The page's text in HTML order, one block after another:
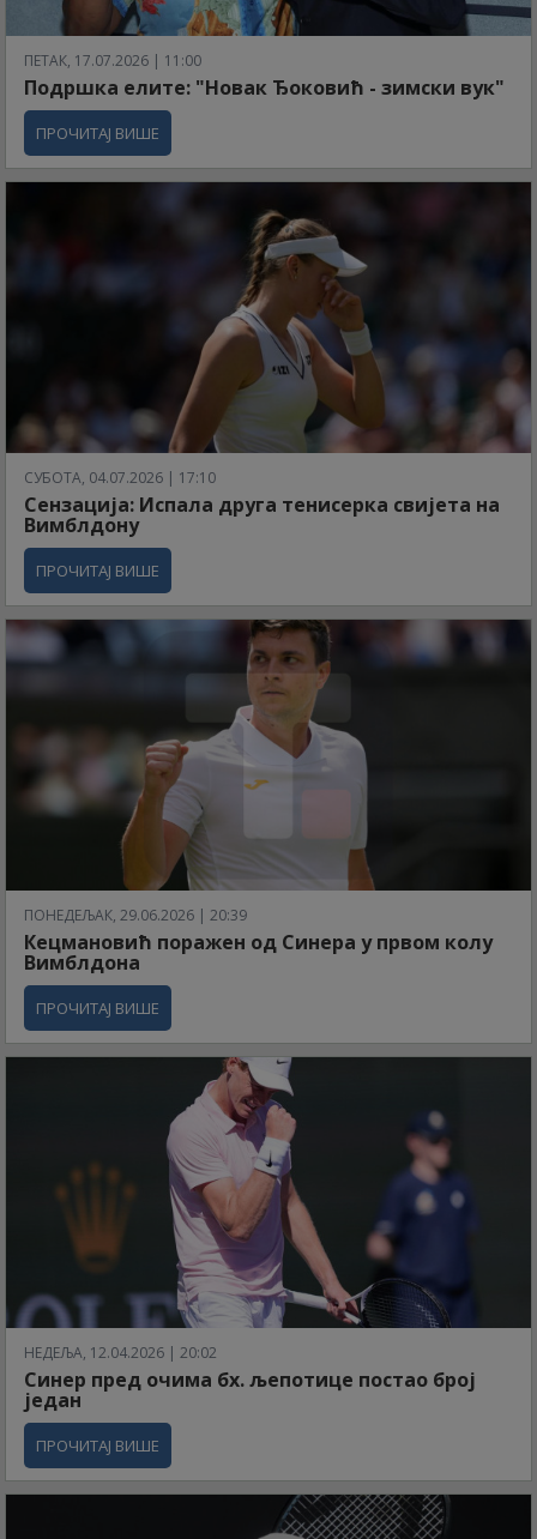
ПЕТАК, 17.07.2026 | 11:00
Подршка елите: "Новак Ђоковић - зимски вук"
ПРОЧИТАЈ ВИШЕ
СУБОТА, 04.07.2026 | 17:10
Сензација: Испала друга тенисерка свијета на
Вимблдону
ПРОЧИТАЈ ВИШЕ
ПОНЕДЕЉАК, 29.06.2026 | 20:39
Кецмановић поражен од Синера у првом колу
Вимблдона
ПРОЧИТАЈ ВИШЕ
НЕДЕЉА, 12.04.2026 | 20:02
Синер пред очима бх. љепотице постао број
један
ПРОЧИТАЈ ВИШЕ